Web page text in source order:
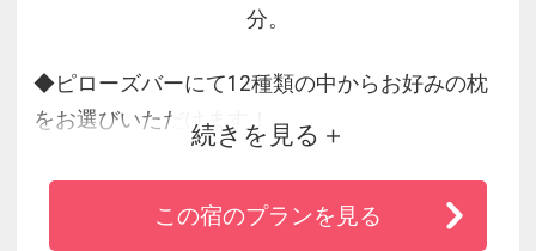
分。
◆ピローズバーにて12種類の中からお好みの枕
をお選びいただけます！
◆シモンズと共同開発したベッドで快適な睡眠
をお約束します。
◆世界各地の港町をイメージした食のマルシェ
続きを見る
この宿のプランを見る